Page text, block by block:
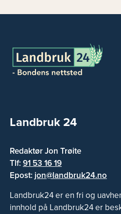
Landbruk 24
Redaktør Jon Trøite
Tlf:91 53 16 19
Epost: jon@landbruk24.no
Landbruk24 er en fri og
innhold på Landbruk24 er